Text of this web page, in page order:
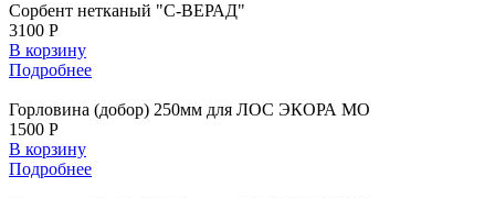
Сорбент нетканый "С-ВЕРАД"
3100 Р
В корзину
Подробнее
Горловина (добор) 250мм для ЛОС ЭКОРА МО
1500 Р
В корзину
Подробнее